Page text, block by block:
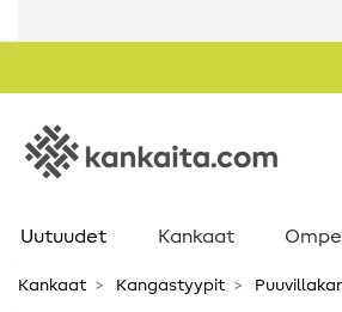
Uutuudet Kankaat
Kankaat Kangastyypit